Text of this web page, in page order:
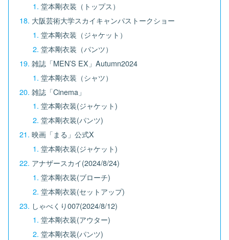
堂本剛衣装（トップス）
大阪芸術大学スカイキャンパストークショー
堂本剛衣装（ジャケット）
堂本剛衣装（パンツ）
雑誌「MEN’S EX」Autumn2024
堂本剛衣装（シャツ）
雑誌「Cinema」
堂本剛衣装(ジャケット)
堂本剛衣装(パンツ)
映画「まる」公式X
堂本剛衣装(ジャケット)
アナザースカイ(2024/8/24)
堂本剛衣装(ブローチ)
堂本剛衣装(セットアップ)
しゃべくり007(2024/8/12)
堂本剛衣装(アウター)
堂本剛衣装(パンツ)